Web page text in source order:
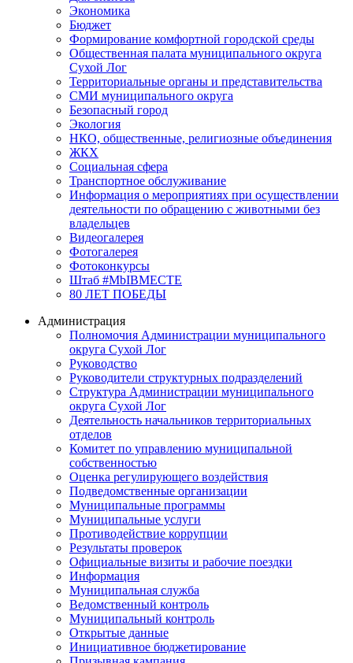
Экономика
Бюджет
Формирование комфортной городской среды
Общественная палата муниципального округа
Сухой Лог
Территориальные органы и представительства
СМИ муниципального округа
Безопасный город
Экология
НКО, общественные, религиозные объединения
ЖКХ
Социальная сфера
Транспортное обслуживание
Информация о мероприятиях при осуществлении
деятельности по обращению с животными без
владельцев
Видеогалерея
Фотогалерея
Фотоконкурсы
Штаб #MbIBMECTE
80 ЛЕТ ПОБЕДЫ
Администрация
Полномочия Администрации муниципального
округа Сухой Лог
Руководство
Руководители структурных подразделений
Структура Администрации муниципального
округа Сухой Лог
Деятельность начальников территориальных
отделов
Комитет по управлению муниципальной
собственностью
Оценка регулирующего воздействия
Подведомственные организации
Муниципальные программы
Муниципальные услуги
Противодействие коррупции
Результаты проверок
Официальные визиты и рабочие поездки
Информация
Муниципальная служба
Ведомственный контроль
Муниципальный контроль
Открытые данные
Инициативное бюджетирование